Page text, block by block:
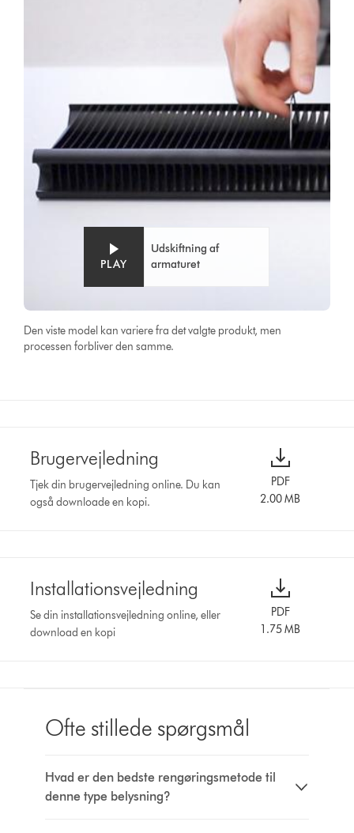
PLAY
Udskiftning af
armaturet
Den viste model kan variere fra det valgte produkt, men
processen forbliver den samme.
Brugervejledning
Tjek din brugervejledning online. Du kan
også downloade en kopi.
PDF
2.00 MB
Installationsvejledning
Se din installationsvejledning online, eller
download en kopi
PDF
1.75 MB
Ofte stillede spørgsmål
Hvad er den bedste rengøringsmetode til
denne type belysning?